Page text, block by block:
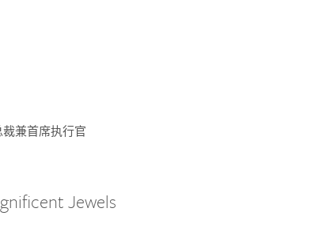
兼首席执行官
Jewels